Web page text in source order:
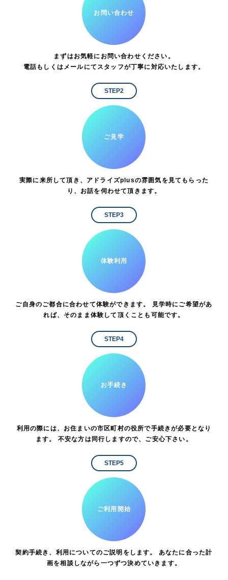
お問い合わせ
まずはお気軽にお問い合わせください。
電話もしくはメールにてスタッフが丁寧に対応いたします。
STEP2
ご見学
実際に来所して頂き、アドライズplusの雰囲気を見てもらった
り、お話を伺わせて頂きます。
STEP3
体験利用
ご自身のご都合に合わせて体験ができます。 見学時にご希望があ
れば、そのまま体験して頂くことも可能です。
STEP4
お手続き
利用の際には、お住まいの市区町村の役所で手続きが必要となり
ます。 不安な方は同行しますので、ご安心下さい。
STEP5
ご利用開始
契約手続き、利用についてのご説明をします。 あなたに合った計
画を相談しながら一つずつ決めていきます。